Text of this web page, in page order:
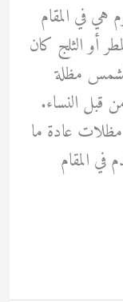
هي في المقام
أو الثلج كان
مظلة
قبل النساء.
عادة ما
في المقام